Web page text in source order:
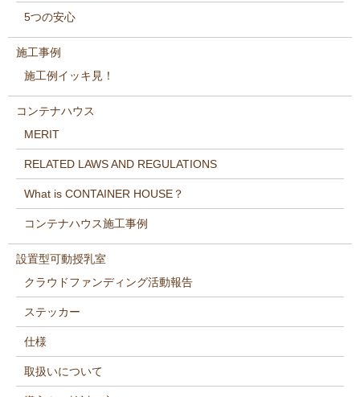
5つの安心
施工事例
施工例イッキ見！
コンテナハウス
MERIT
RELATED LAWS AND REGULATIONS
What is CONTAINER HOUSE？
コンテナハウス施工事例
設置型可動授乳室
クラウドファンディング活動報告
ステッカー
仕様
取扱いについて